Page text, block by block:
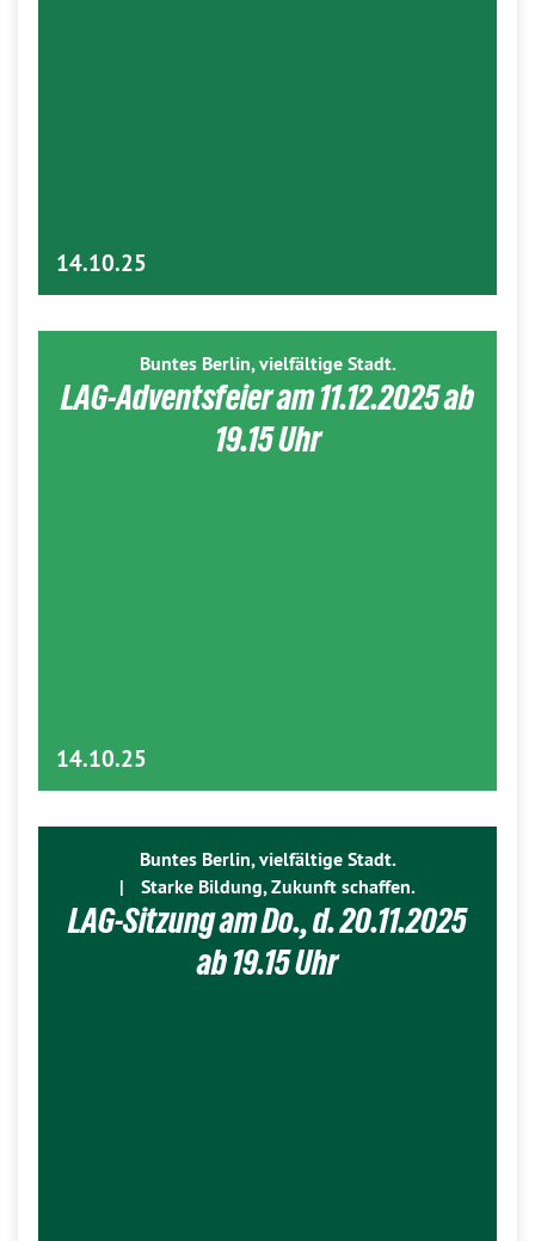
14.10.25
Buntes Berlin, vielfältige Stadt.
LAG-Adventsfeier am 11.12.2025 ab
19.15 Uhr
14.10.25
Buntes Berlin, vielfältige Stadt.
|
Starke Bildung, Zukunft schaffen.
LAG-Sitzung am Do., d. 20.11.2025
ab 19.15 Uhr